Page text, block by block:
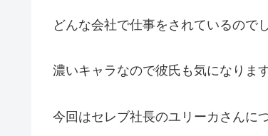
どんな会社で仕事をされているので
濃いキャラなので彼氏も気になります
今回はセレブ社長のユリーカさんに